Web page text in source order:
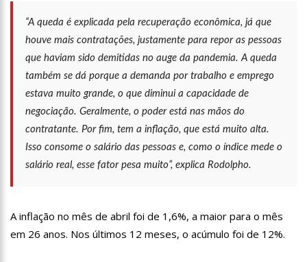
14:30
Wilson Lima entrega Caimi Ada Rodrigues Viana revitalizado
à população idosa da zona oeste
14:25
Confira quais bairros de Manaus ficarão sem energia nesta
segunda-feira (15)
Motoristas de aplicativo entram em greve em todo o Brasil
14:10 Após matar colegas, policial grava vídeo: “Te vejo no inferno”;
assista
13:52 Jovem sofre queimaduras de 1º grau no rosto após celular
explodir
vasta programação em nove espaços culturais
12:57 Agenor Tupinambá tem primeiro encontro com namorado
“A queda é explicada pela recuperação econômica, já que
houve mais contratações, justamente para repor as pessoas
que haviam sido demitidas no auge da pandemia. A queda
também se dá porque a demanda por trabalho e emprego
estava muito grande, o que diminui a capacidade de
negociação. Geralmente, o poder está nas mãos do
contratante. Por fim, tem a inflação, que está muito alta.
Isso consome o salário das pessoas e, como o índice mede o
salário real, esse fator pesa muito”, explica Rodolpho.
A inflação no mês de abril foi de 1,6%, a maior para o mês
em 26 anos. Nos últimos 12 meses, o acúmulo foi de 12%.